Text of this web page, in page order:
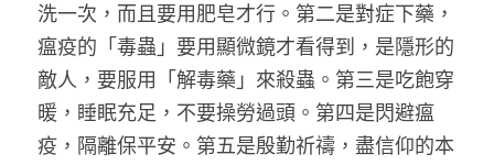
洗一次，而且要用肥皂才行。第二是對症下藥，
瘟疫的「毒蟲」要用顯微鏡才看得到，是隱形的
敵人，要服用「解毒藥」來殺蟲。第三是吃飽穿
暖，睡眠充足，不要操勞過頭。第四是閃避瘟
疫，隔離保平安。第五是殷勤祈禱，盡信仰的本